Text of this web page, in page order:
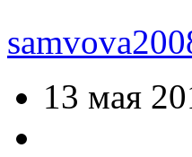
13 мая